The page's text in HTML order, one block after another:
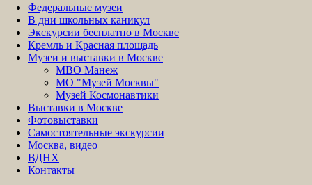
Федеральные музеи
В дни школьных каникул
Экскурсии бесплатно в Москве
Кремль и Красная площадь
Музеи и выставки в Москве
МВО Манеж
МО "Музей Москвы"
Музей Космонавтики
Выставки в Москве
Фотовыставки
Самостоятельные экскурсии
Москва, видео
ВДНХ
Контакты